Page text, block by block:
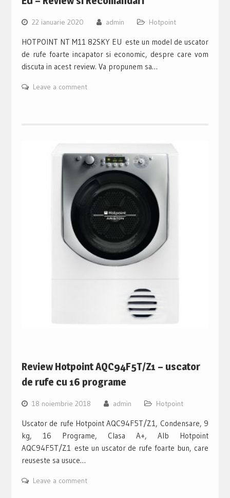
22 ianuarie 2020 admin Hotpoint
HOTPOINT NT M11 82SKY EU este un model de uscator
de rufe foarte incapator si economic, despre care vom
discuta in acest review. Va propunem sa…
Leave a comment
Review Hotpoint AQC94F5T/Z1 – uscator
de rufe cu 16 programe
18 noiembrie 2018 admin Hotpoint
Uscator de rufe Hotpoint AQC94F5T/Z1, Condensare, 9
kg, 16 Programe, Clasa A+, Alb Hotpoint
AQC94F5T/Z1 este un uscator de rufe foarte bun, care
reuseste sa usuce…
Leave a comment